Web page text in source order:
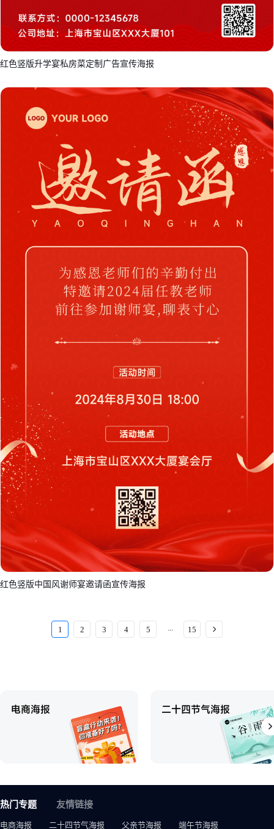
红色竖版升学宴私房菜定制广告宣传海报
红色竖版中国风谢师宴邀请函宣传海报
1 2 3 4 5 15
热门专题 友情链接
电商海报 二十四节气海报 父亲节海报 端午节海报